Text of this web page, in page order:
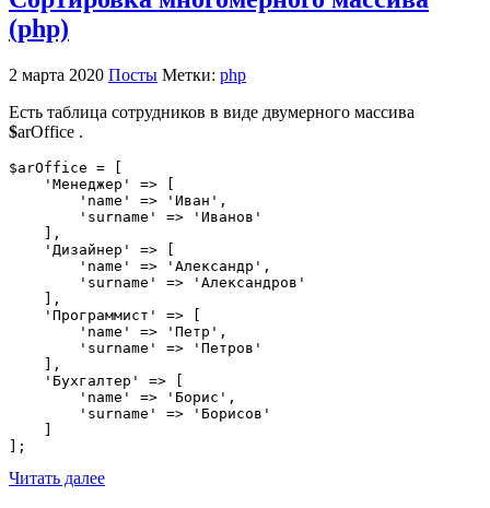
(php)
2 марта 2020 Посты Метки: php
Есть таблица сотрудников в виде двумерного массива
$arOffice .
$arOffice = [
];
Читать далее